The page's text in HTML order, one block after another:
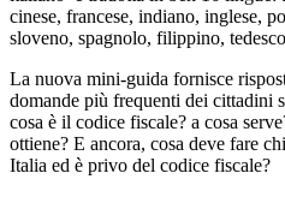
cinese, francese, indiano, inglese,
sloveno, spagnolo, filippino,
La nuova mini-guida fornisce
domande più frequenti dei cittadini
cosa è il codice fiscale? a cosa
ottiene? E ancora, cosa deve fare
Italia ed è privo del codice fiscale?